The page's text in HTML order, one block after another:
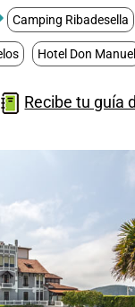
Camping Ribadesella
Hotel Don Manuel
Recibe tu guía